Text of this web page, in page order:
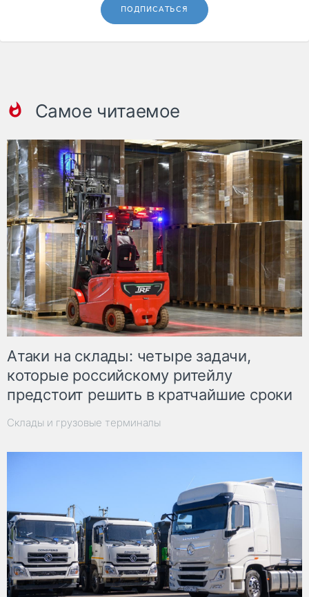
ПОДПИСАТЬСЯ
Самое читаемое
Атаки на склады: четыре задачи,
которые российскому ритейлу
предстоит решить в кратчайшие сроки
Склады и грузовые терминалы